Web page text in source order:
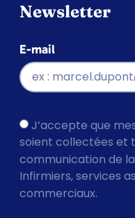
Newsletter
E-mail
J’accepte que
soient collectées et
communication de
Infirmiers, services
commerciaux.